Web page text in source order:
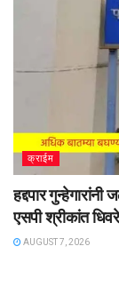
क्राईम
हद्दपार
एसपी श्रीकांत
AUGUST 7, 2026